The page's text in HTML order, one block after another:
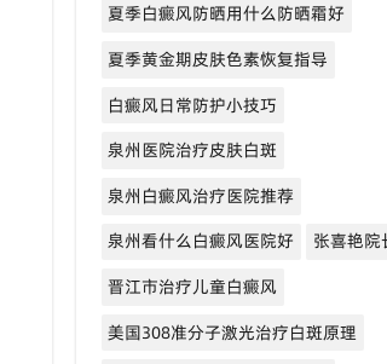
夏季白癜风防晒用什么防晒霜好
夏季黄金期皮肤色素恢复指导
白癜风日常防护小技巧
泉州医院治疗皮肤白斑
泉州白癜风治疗医院推荐
泉州看什么白癜风医院好
张喜艳院
晋江市治疗儿童白癜风
美国308准分子激光治疗白斑原理